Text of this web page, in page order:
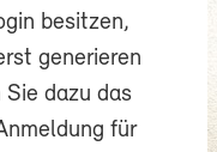
besitzen,
generieren
Sie dazu das
für